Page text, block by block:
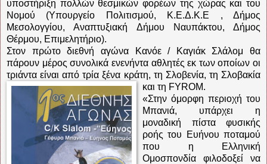
υποστήριξη πολλών θεσμικών φορέων της χώρας και του
Νομού (Υπουργείο Πολιτισμού, Κ.Ε.Δ.Κ.Ε , Δήμος
Μεσολογγίου, Αναπτυξιακή Δήμου Ναυπάκτου, Δήμος
Θέρμου, Επιμελητήριο).
Στον πρώτο διεθνή αγώνα Κανόε / Καγιάκ Σλάλομ θα
πάρουν μέρος συνολικά ενενήντα αθλητές εκ των οποίων οι
τριάντα είναι από τρία ξένα κράτη, τη Σλοβενία, τη Σλοβακία
και τη FYROM.
«Στην όμορφη περιοχή του
Μπανιά, υπάρχει η
μοναδική πίστα φυσικής
ροής του Ευήνου ποταμού
που η Ελληνική
Ομοσπονδία φιλοδοξεί να